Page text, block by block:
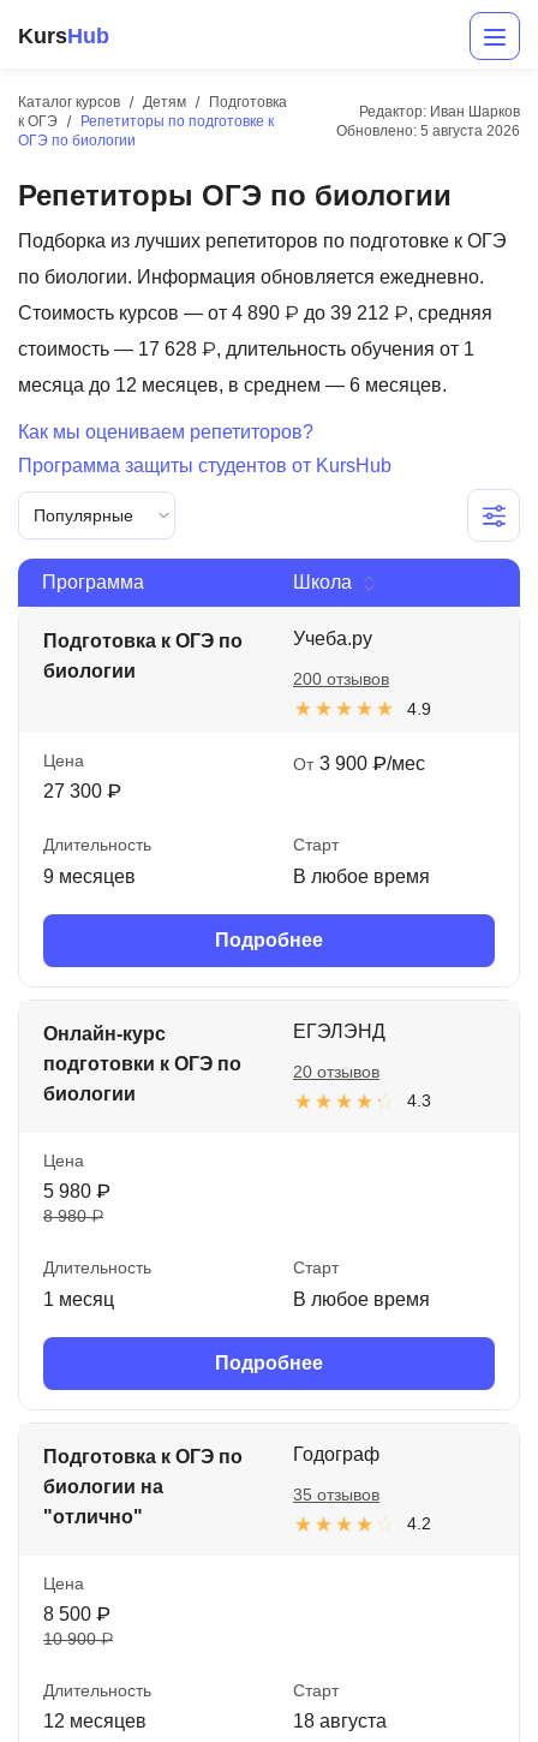
KursHub
Каталог курсов Детям
Подготовка
к ОГЭ
Репетиторы по подготовке к
ОГЭ по биологии
Редактор: Иван Шарков
Обновлено: 5 августа 2026
Репетиторы ОГЭ по биологии
Подборка из лучших репетиторов по подготовке к ОГЭ
по биологии. Информация обновляется ежедневно.
Стоимость курсов — от 4 890 ₽ до 39 212 ₽, средняя
стоимость — 17 628 ₽, длительность обучения от 1
месяца до 12 месяцев, в среднем — 6 месяцев.
Как мы оцениваем репетиторов?
Программа защиты студентов от KursHub
Популярные
Программа Школа
Подготовка к ОГЭ по
биологии
Учеба.ру
4.9
200 отзывов
Цена
27 300 ₽
От 3 900 ₽/мес
Длительность
9 месяцев
Старт
В любое время
Подробнее
Онлайн-курс
подготовки к ОГЭ по
биологии
ЕГЭЛЭНД
4.3
20 отзывов
Цена
5 980 ₽
8 980 ₽
Длительность
1 месяц
Старт
В любое время
Подробнее
Подготовка к ОГЭ по
биологии на
"отлично"
Годограф
4.2
35 отзывов
Цена
8 500 ₽
10 900 ₽
Длительность
12 месяцев
Старт
18 августа
Разработка
Маркетинг
Дизайн
Аналитика
Менеджмент
Иностранные языки
Soft Skills
ДПО
Акции и промокоды